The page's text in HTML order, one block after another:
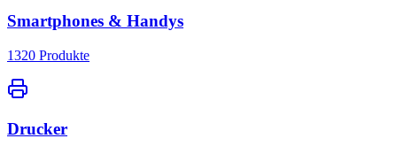
Smartphones & Handys
1320 Produkte
Drucker